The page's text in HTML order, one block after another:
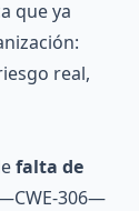
que ya
real,
falta de
306—